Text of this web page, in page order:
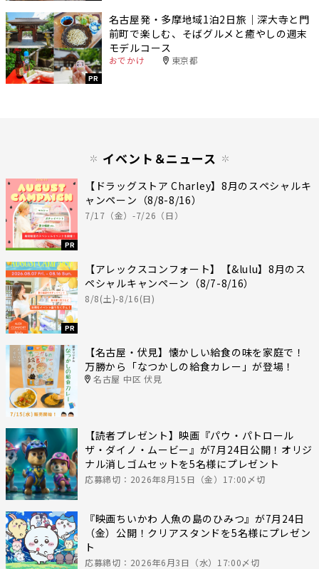
PR
名古屋発・多摩地域1泊2日旅｜深大寺と門
前町で楽しむ、そばグルメと癒やしの週末
モデルコース
おでかけ 東京都
イベント＆ニュース
PR
【ドラッグストア Charley】8月のスペシャルキ
ャンペーン（8/8-8/16）
7/17（金）-7/26（日）
PR
【アレックスコンフォート】【&lulu】8月のス
ペシャルキャンペーン（8/7-8/16）
8/8(土)-8/16(日)
【名古屋・伏見】懐かしい給食の味を家庭で！
万勝から「なつかしの給食カレー」が登場！
名古屋 中区 伏見
【読者プレゼント】映画『パウ・パトロール
ザ・ダイノ・ムービー』が7月24日公開！オリジ
ナル消しゴムセットを5名様にプレゼント
応募締切：2026年8月15日（金）17:00〆切
『映画ちいかわ 人魚の島のひみつ』が7月24日
（金）公開！クリアスタンドを5名様にプレゼン
ト
応募締切：2026年6月3日（水）17:00〆切